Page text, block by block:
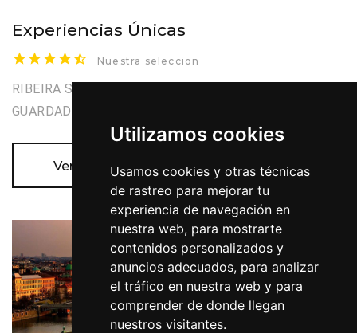
Utilizamos cookies
Usamos cookies y otras técnicas
de rastreo para mejorar tu
experiencia de navegación en
nuestra web, para mostrarte
contenidos personalizados y
anuncios adecuados, para analizar
el tráfico en nuestra web y para
comprender de donde llegan
nuestros visitantes.
Experiencias Únicas
Nuestra seleccion
RIBEIRA SACRA COMO UNO DE LOS SECRETOS MEJOR
GUARDADOS DE LA GALICIA INTERIOR
Ver más